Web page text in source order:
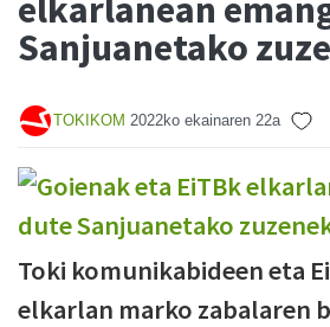
Sanjuanetako
TOKIKOM 2022ko ekainaren 22a
Toki komunikabideen eta
elkarlan marko zabalaren